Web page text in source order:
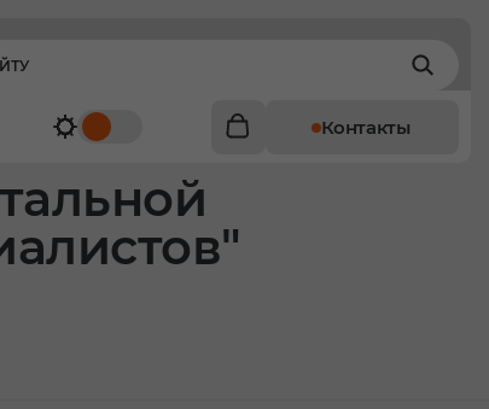
Контакты